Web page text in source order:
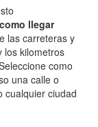
como llegar
las carreteras y
los kilometros
como
una calle o
cualquier ciudad